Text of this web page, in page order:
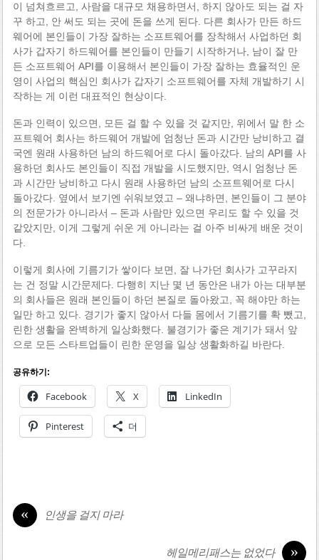
이 넘쳐흐르고, 사람을 대규모 채용하면서, 하지 않아도 되는 걸 자
꾸 하고, 안 써도 되는 곳에 돈을 쓰게 된다. 다른 회사가 만든 하드
웨어에 본인들이 가장 잘하는 소프트웨어를 장착해서 사업하던 회
사가 갑자기 하드웨어를 본인들이 만들기 시작하거나, 남이 잘 만
든 소프트웨어 API를 이용해서 본인들이 가장 잘하는 효율적인 운
영이 사업의 핵심인 회사가 갑자기 소프트웨어를 자체 개발하기 시
작하는 게 이런 대표적인 현상이다.
돈과 인력이 있으면, 모든 걸 할 수 있을 것 같지만, 위에서 말 한 소
프트웨어 회사는 하드웨어 개발에 엄청난 돈과 시간만 낭비하고 결
국엔 원래 사용하던 남의 하드웨어로 다시 돌아갔다. 남의 API를 사
용하던 회사도 본인들이 직접 개발을 시도했지만, 역시 엄청난 돈
과 시간만 낭비하고 다시 원래 사용하던 남의 소프트웨어로 다시
돌아갔다. 옆에서 보기엔 쉬워보였고 – 왜냐하면, 본인들이 그 분야
의 전문가가 아니라서 – 돈과 사람만 있으면 우리도 할 수 있을 것
같았지만, 이게 그렇게 쉬운 게 아니라는 걸 아주 비싸게 배운 것이
다.
이렇게 회사에 기름기가 쌓이다 보면, 잘 나가던 회사가 고꾸라지
는 건 정말 시간문제다. 다행히 지난 몇 년 동안은 내가 아는 대부분
의 회사들은 원래 본인들이 하던 본질로 돌아왔고, 꼭 해야만 하는
일만 하고 있다. 경기가 좋지 않아서 다들 몸에서 기름기를 확 뺐고,
린한 생활을 완벽하게 일상화했다. 불경기가 좋은 계기가 돼서 앞
으로 모든 스타트업들이 린한 운영을 일상 생활화하길 바란다.
공유하기:
Facebook X LinkedIn
Pinterest 더
« 인생을 걸지 마라
»
헤일메리패스는 없었다